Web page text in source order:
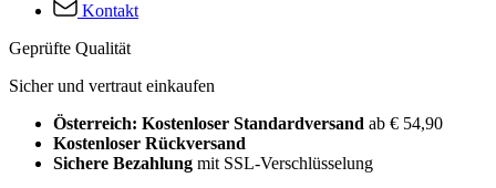
Kontakt
Geprüfte Qualität
Sicher und vertraut einkaufen
Österreich: Kostenloser Standardversand ab € 54,90
Kostenloser Rückversand
Sichere Bezahlung mit SSL-Verschlüsselung